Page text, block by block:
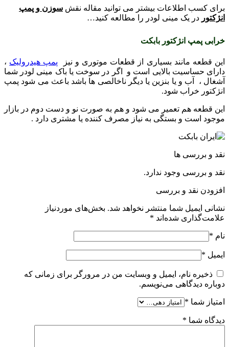
برای کسب اطلاعات بیشتر می توانید مقاله نقش سوزن و پمپ
انژکتور در یک مینی لودر را مطالعه کنید…
خرابی پمپ انژکتور بابکت
این قطعه مانند بسیاری از قطعات موتوری و نیز پمپ هیدرولیک ،
دارای حساسیت بالایی است و اگر در سوخت یا باک مینی لودر شما
آشغال ، آب و یا بنزین یا دیگر ناخالصی ها باشد باعث می شود پمپ
انژکتور خراب شود.
این قطعه هم تعمیر می شود و هم به صورت نو و دست دوم در بازار
موجود است و بستگی به نیاز مصرف کننده یا مشتری دارد .
نقد و بررسی ها
نقد و بررسی وجود ندارد.
افزودن نقد و بررسی
نشانی ایمیل شما منتشر نخواهد شد. بخش‌های موردنیاز
علامت‌گذاری شده‌اند *
نام *
ایمیل *
ذخیره نام، ایمیل و وبسایت من در مرورگر برای زمانی که
دوباره دیدگاهی می‌نویسم.
امتیاز شما *
دیدگاه شما *